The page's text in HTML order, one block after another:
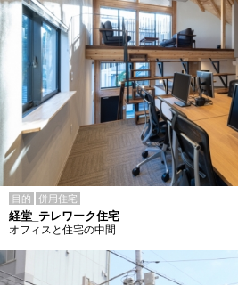
目的 併用住宅
経堂_テレワーク住宅
オフィスと住宅の中間